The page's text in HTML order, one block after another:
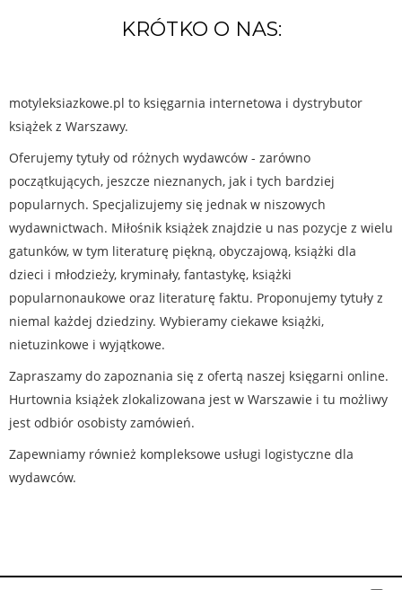
KRÓTKO O NAS:
motyleksiazkowe.pl to księgarnia internetowa i dystrybutor
książek z Warszawy.
Oferujemy tytuły od różnych wydawców - zarówno
początkujących, jeszcze nieznanych, jak i tych bardziej
popularnych. Specjalizujemy się jednak w niszowych
wydawnictwach. Miłośnik książek znajdzie u nas pozycje z wielu
gatunków, w tym literaturę piękną, obyczajową, książki dla
dzieci i młodzieży, kryminały, fantastykę, książki
popularnonaukowe oraz literaturę faktu. Proponujemy tytuły z
niemal każdej dziedziny. Wybieramy ciekawe książki,
nietuzinkowe i wyjątkowe.
Zapraszamy do zapoznania się z ofertą naszej księgarni online.
Hurtownia książek zlokalizowana jest w Warszawie i tu możliwy
jest odbiór osobisty zamówień.
Zapewniamy również kompleksowe usługi logistyczne dla
wydawców.